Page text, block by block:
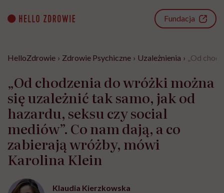
content
Fundacja
HelloZdrowie › Zdrowie Psychiczne › Uzależnienia › „Od
„Od chodzenia do wróżki można
się uzależnić tak samo, jak od
hazardu, seksu czy social
mediów”. Co nam dają, a co
zabierają wróżby, mówi
Karolina Klein
Klaudia Kierzkowska